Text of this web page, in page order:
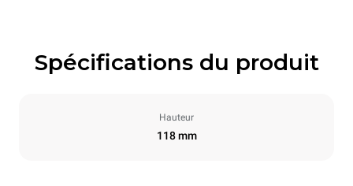
Spécifications du produit
Hauteur
118 mm